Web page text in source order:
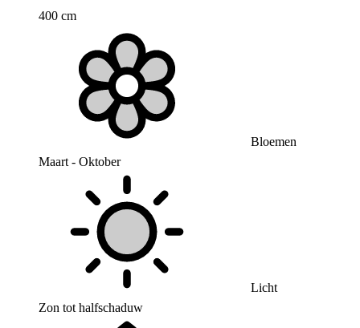
400 cm
Bloemen
Maart - Oktober
Licht
Zon tot halfschaduw